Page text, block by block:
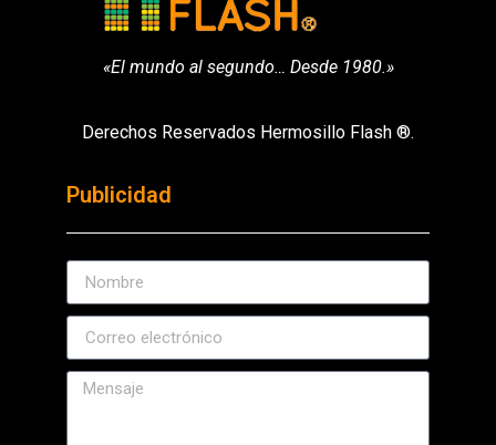
«El mundo al segundo… Desde 1980.»
Derechos Reservados Hermosillo Flash ®.
Publicidad